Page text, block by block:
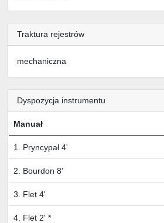
Traktura rejestrów
mechaniczna
Dyspozycja instrumentu
Manuał
1. Pryncypał 4'
2. Bourdon 8'
3. Flet 4'
4. Flet 2' *